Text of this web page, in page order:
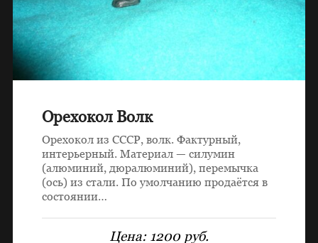
Орехокол Волк
Орехокол из СССР, волк. Фактурный,
интерьерный. Материал — силумин
(алюминий, дюралюминий), перемычка
(ось) из стали. По умолчанию продаётся в
состоянии…
Цена: 1200 руб.